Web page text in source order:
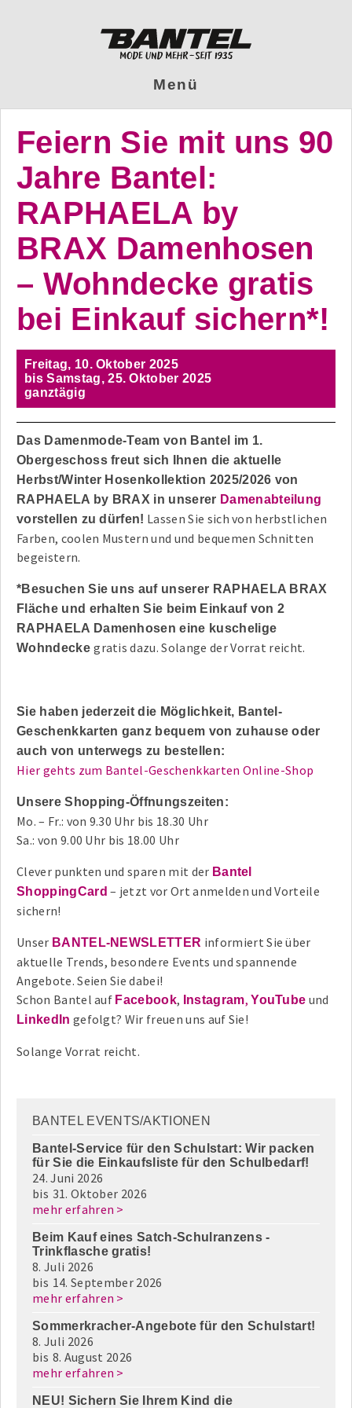
Menü
Feiern Sie mit uns 90
Jahre Bantel:
RAPHAELA by
BRAX Damenhosen
– Wohndecke gratis
bei Einkauf sichern*!
Freitag, 10. Oktober 2025
bis Samstag,25. Oktober 2025
ganztägig
Das Damenmode-Team von Bantel im 1.
Obergeschoss freut sich Ihnen die aktuelle
Herbst/Winter Hosenkollektion 2025/2026 von
RAPHAELA by BRAX in unserer Damenabteilung
vorstellen zu dürfen! Lassen Sie sich von herbstlichen
Farben, coolen Mustern und und bequemen Schnitten
begeistern.
*Besuchen Sie uns auf unserer RAPHAELA BRAX
Fläche und erhalten Sie beim Einkauf von 2
RAPHAELA Damenhosen eine kuschelige
Wohndeckegratis dazu. Solange der Vorrat reicht.
Sie haben jederzeit die Möglichkeit, Bantel-
Geschenkkarten ganz bequem von zuhause oder
auch von unterwegs zu bestellen:
Hier gehts zum Bantel-Geschenkkarten Online-Shop
Unsere Shopping-Öffnungszeiten:
Mo. – Fr.: von 9.30 Uhr bis 18.30 Uhr
Sa.: von 9.00 Uhr bis 18.00 Uhr
Clever punkten und sparen mit der Bantel
ShoppingCard – jetzt vor Ort anmelden und Vorteile
sichern!
Unser BANTEL-NEWSLETTER informiert Sie über
aktuelle Trends, besondere Events und spannende
Angebote. Seien Sie dabei!
Schon Bantel auf Facebook, Instagram,YouTube und
LinkedIn gefolgt? Wir freuen uns auf Sie!
Solange Vorrat reicht.
BANTEL EVENTS/AKTIONEN
Bantel-Service für den Schulstart: Wir packen
für Sie die Einkaufsliste für den Schulbedarf!
24. Juni 2026
bis 31. Oktober 2026
mehr erfahren >
Beim Kauf eines Satch-Schulranzens -
Trinkflasche gratis!
8. Juli 2026
bis 14. September 2026
mehr erfahren >
Sommerkracher-Angebote für den Schulstart!
8. Juli 2026
bis 8. August 2026
mehr erfahren >
NEU! Sichern Sie Ihrem Kind die